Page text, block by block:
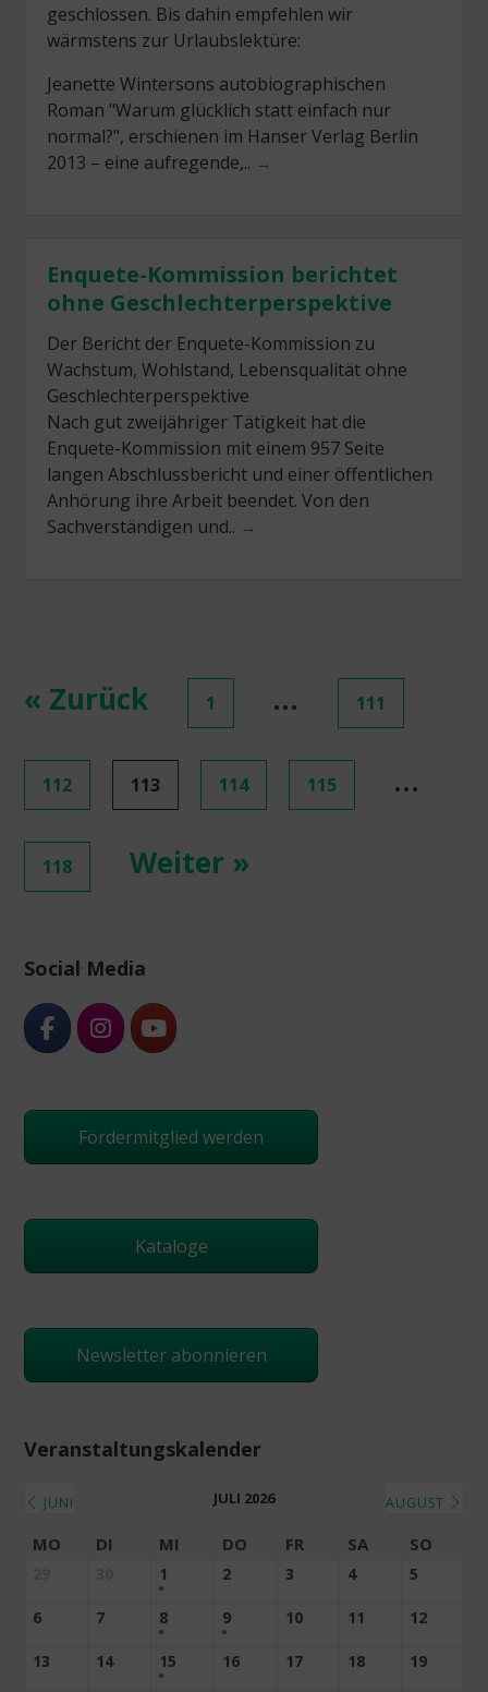
geschlossen. Bis dahin empfehlen wir
wärmstens zur Urlaubslektüre:
Jeanette Wintersons autobiographischen
Roman "Warum glücklich statt einfach nur
normal?", erschienen im Hanser Verlag Berlin
2013 – eine aufregende,.. →
Enquete-Kommission berichtet
ohne Geschlechterperspektive
Der Bericht der Enquete-Kommission zu
Wachstum, Wohlstand, Lebensqualität ohne
Geschlechterperspektive
Nach gut zweijähriger Tätigkeit hat die
Enquete-Kommission mit einem 957 Seite
langen Abschlussbericht und einer öffentlichen
Anhörung ihre Arbeit beendet. Von den
Sachverständigen und.. →
Posts
navigation
« Zurück 1 … 111
112 113 114 115 …
118 Weiter »
Social Media
Fördermitglied werden
Kataloge
Newsletter abonnieren
Veranstaltungskalender
JUNI JULI 2026 AUGUST
MO DI MI DO FR SA SO
1 2 3 4 5
6 7 8 9 10 11 12
13 14 15 16 17 18 19